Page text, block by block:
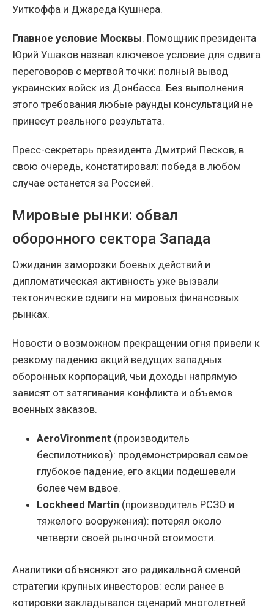
Уиткоффа и Джареда Кушнера.
Главное условие Москвы. Помощник президента
Юрий Ушаков назвал ключевое условие для сдвига
переговоров с мертвой точки: полный вывод
украинских войск из Донбасса. Без выполнения
этого требования любые раунды консультаций не
принесут реального результата.
Пресс-секретарь президента Дмитрий Песков, в
свою очередь, констатировал: победа в любом
случае останется за Россией.
Мировые рынки: обвал
оборонного сектора Запада
Ожидания заморозки боевых действий и
дипломатическая активность уже вызвали
тектонические сдвиги на мировых финансовых
рынках.
Новости о возможном прекращении огня привели к
резкому падению акций ведущих западных
оборонных корпораций, чьи доходы напрямую
зависят от затягивания конфликта и объемов
военных заказов.
AeroVironment (производитель
беспилотников): продемонстрировал самое
глубокое падение, его акции подешевели
более чем вдвое.
Lockheed Martin (производитель РСЗО и
тяжелого вооружения): потерял около
четверти своей рыночной стоимости.
Аналитики объясняют это радикальной сменой
стратегии крупных инвесторов: если ранее в
котировки закладывался сценарий многолетней